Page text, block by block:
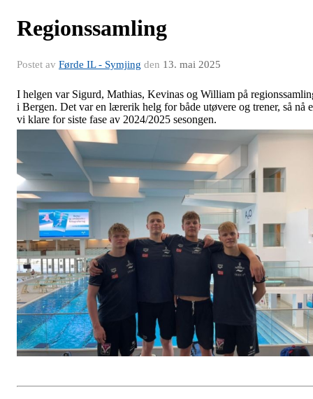
Regionssamling
Postet av Førde IL - Symjing den 13. mai 2025
I helgen var Sigurd, Mathias, Kevinas og William på
i Bergen. Det var en lærerik helg for både utøvere og trener, så nå
vi klare for siste fase av 2024/2025 sesongen.